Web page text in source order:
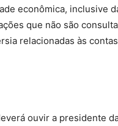
econômica, inclusive
que não são
relacionadas às
ouvir a presidente